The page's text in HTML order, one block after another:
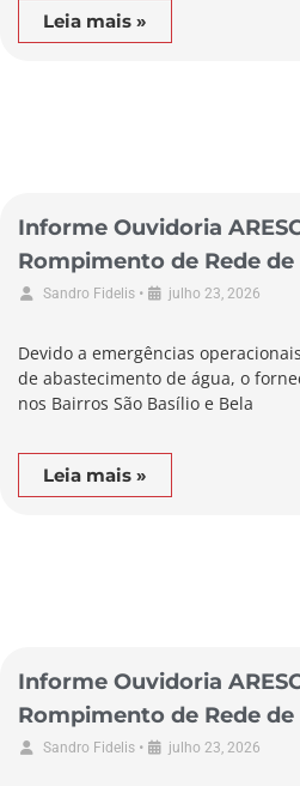
Leia mais »
Informe Ouvidoria
Rompimento de Rede
Município de Braço do
Sandro Fidelis • julho 23, 2026
Devido a emergências
de abastecimento de água, o
nos Bairros São Basílio e Bela
Leia mais »
Informe Ouvidoria
Rompimento de Rede
Município de São
Sandro Fidelis • julho 23, 2026